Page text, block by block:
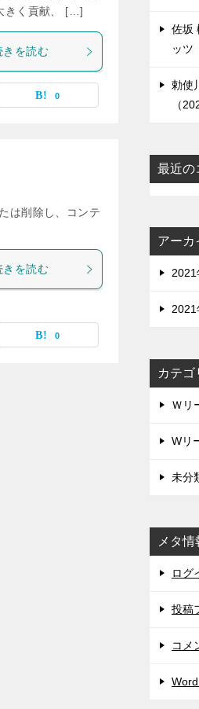
きく貢献、 […]
きを読む
0
は削除し、コンテ
きを読む
0
佐坂
ッツ
勅使
（
最近の
アーカ
2021
2021
カテゴ
Ｗリ
Wリ
未分
メタ情
ログ
投稿
コメ